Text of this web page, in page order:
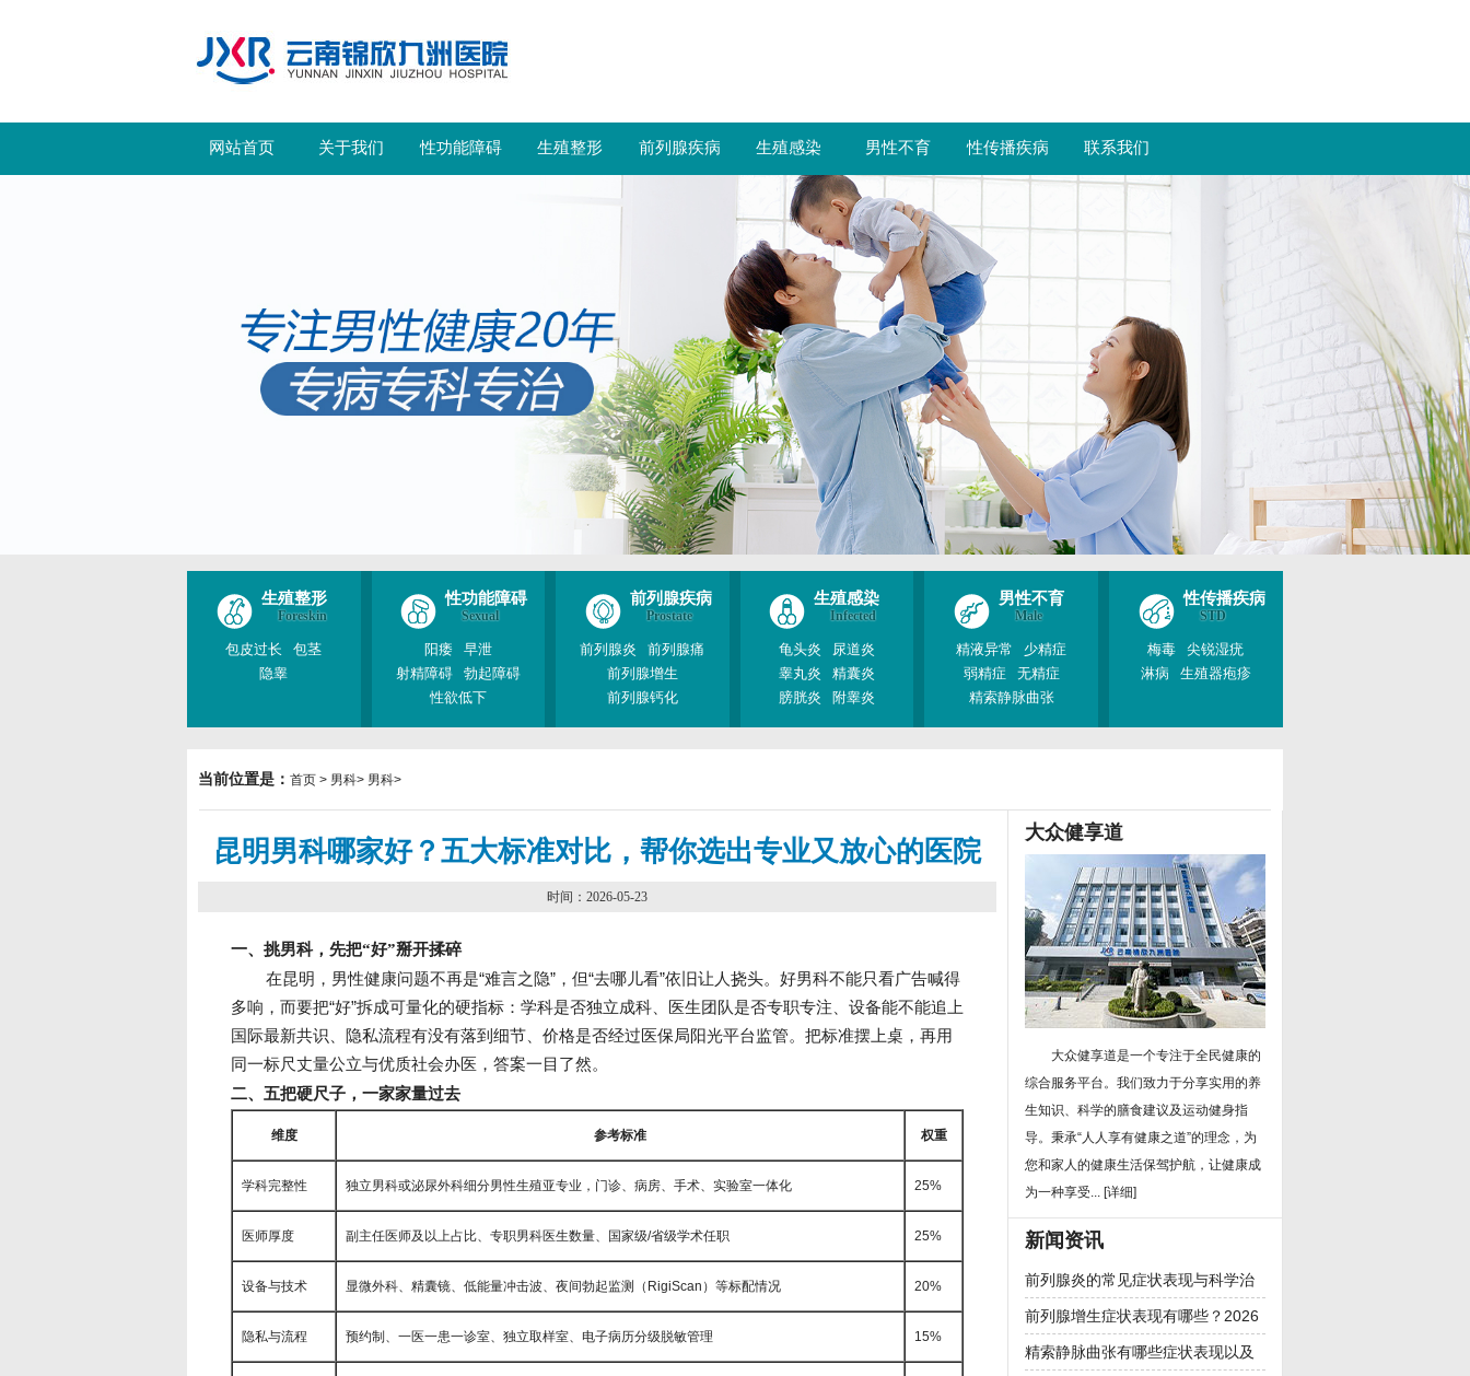
网站首页 关于我们 性功能障碍 生殖整形 前列腺疾病 生殖感染 男性不育 性传播疾病 联系我们
生殖整形
Foreskin
包皮过长
包茎
隐睾
性功能障碍
Sexual
阳痿
早泄
射精障碍
勃起障碍
性欲低下
前列腺疾病
Prostate
前列腺炎
前列腺痛
前列腺增生
前列腺钙化
生殖感染
Infected
龟头炎
尿道炎
睾丸炎
精囊炎
膀胱炎
附睾炎
男性不育
Male
精液异常
少精症
弱精症
无精症
精索静脉曲张
性传播疾病
STD
梅毒
尖锐湿疣
淋病
生殖器疱疹
当前位置是： 首页 > 男科> 男科>
昆明男科哪家好？五大标准对比，帮你选出专业又放心的医院
时间：2026-05-23
一、挑男科，先把“好”掰开揉碎
在昆明，男性健康问题不再是“难言之隐”，但“去哪儿看”依旧让人挠头。好男科不能只看广告喊得
多响，而要把“好”拆成可量化的硬指标：学科是否独立成科、医生团队是否专职专注、设备能不能追上
国际最新共识、隐私流程有没有落到细节、价格是否经过医保局阳光平台监管。把标准摆上桌，再用
同一标尺丈量公立与优质社会办医，答案一目了然。
二、五把硬尺子，一家家量过去
维度 参考标准 权重
学科完整性 独立男科或泌尿外科细分男性生殖亚专业，门诊、病房、手术、实验室一体化 25%
医师厚度 副主任医师及以上占比、专职男科医生数量、国家级/省级学术任职 25%
设备与技术 显微外科、精囊镜、低能量冲击波、夜间勃起监测（RigiScan）等标配情况 20%
隐私与流程 预约制、一医一患一诊室、独立取样室、电子病历分级脱敏管理 15%
大众健享道
大众健享道是一个专注于全民健康的
综合服务平台。我们致力于分享实用的养
生知识、科学的膳食建议及运动健身指
导。秉承“人人享有健康之道”的理念，为
您和家人的健康生活保驾护航，让健康成
为一种享受... [详细]
新闻资讯
前列腺炎的常见症状表现与科学治
疗方法全解析
前列腺增生症状表现有哪些？2026
年治疗方法与日常预防全解析
精索静脉曲张有哪些症状表现以及